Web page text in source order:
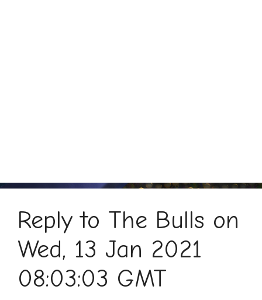
Reply to The Bulls on
Wed, 13 Jan 2021
08:03:03 GMT